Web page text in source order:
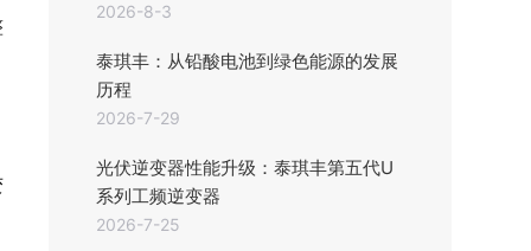
2026-8-3
泰琪丰：从铅酸电池到绿色能源的发展
历程
2026-7-29
光伏逆变器性能升级：泰琪丰第五代U
系列工频逆变器
2026-7-25